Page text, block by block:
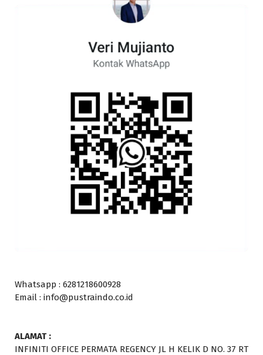
Whatsapp : 6281218600928
Email : info@pustraindo.co.id
ALAMAT :
INFINITI OFFICE PERMATA REGENCY JL H KELIK D NO. 37 RT